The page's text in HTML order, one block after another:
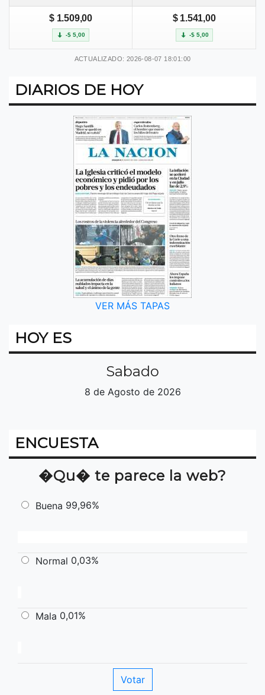
$ 1.509,00
-$ 5,00
$ 1.541,00
-$ 5,00
ACTUALIZADO: 2026-08-07 18:01:00
DIARIOS DE HOY
VER MÁS TAPAS
HOY ES
Sabado
8 de Agosto de 2026
ENCUESTA
�Qu� te parece la web?
Buena 99,96%
Normal 0,03%
Mala 0,01%